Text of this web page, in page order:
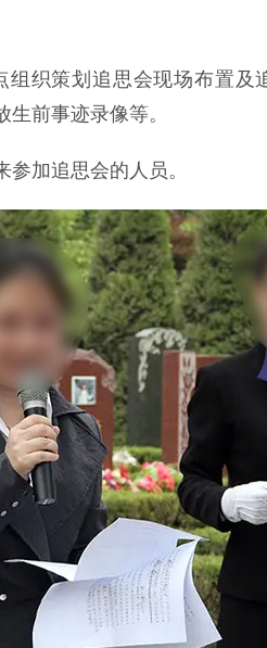
织策划追思会现场布置及
前事迹录像等。
加追思会的人员。